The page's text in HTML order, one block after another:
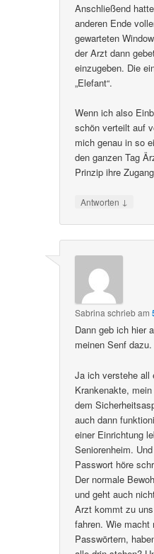
Anschließend
anderen Ende
gewarteten
der Arzt dann
einzugeben. Die
„Elefant“.
Wenn ich also
schön verteilt auf
mich genau in so
den ganzen Tag
Prinzip ihre
Antworten ↓
Sabrinaschriebam
Dann geb ich hier
meinen Senf dazu.
Ja ich verstehe all
Krankenakte,
dem
auch dann
einer Einrichtung
Seniorenheim.
Passwort höre
Der normale
und geht auch
Arzt kommt zu
fahren. Wie macht
Passwörtern,